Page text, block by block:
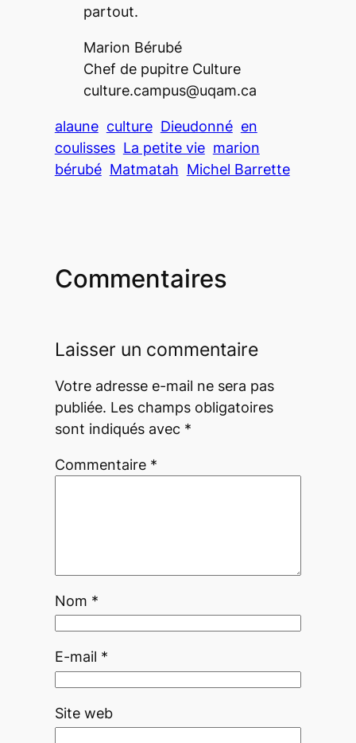
partout.
Marion Bérubé
Chef de pupitre Culture
culture.campus@uqam.ca
alaune culture Dieudonné en
coulisses La petite vie marion
bérubé Matmatah Michel Barrette
Commentaires
Laisser un commentaire
Votre adresse e-mail ne sera pas
publiée. Les champs obligatoires
sont indiqués avec *
Commentaire *
Nom *
E-mail *
Site web